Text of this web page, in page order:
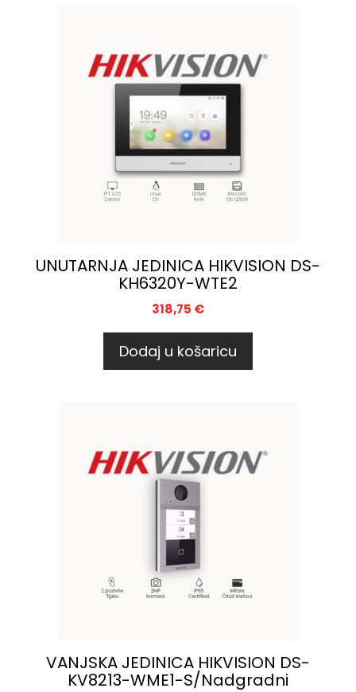
UNUTARNJA JEDINICA HIKVISION DS-
KH6320Y-WTE2
318,75 €
Dodaj u košaricu
VANJSKA JEDINICA HIKVISION DS-
KV8213-WME1-S/Nadgradni